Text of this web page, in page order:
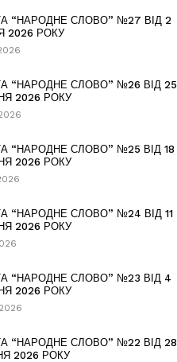
“НАРОДНЕ СЛОВО” №27 ВІД 2
2026 РОКУ
“НАРОДНЕ СЛОВО” №26 ВІД 25
2026 РОКУ
“НАРОДНЕ СЛОВО” №25 ВІД 18
2026 РОКУ
“НАРОДНЕ СЛОВО” №24 ВІД 11
2026 РОКУ
“НАРОДНЕ СЛОВО” №23 ВІД 4
2026 РОКУ
“НАРОДНЕ СЛОВО” №22 ВІД 28
2026 РОКУ